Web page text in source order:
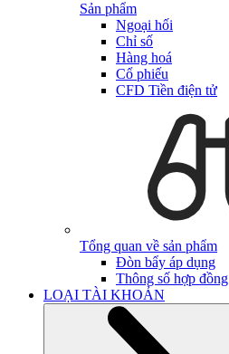
Sản phẩm
Ngoại hối
Chỉ số
Hàng hoá
Cổ phiếu
CFD Tiền điện tử
Tổng quan về sản phẩm
Đòn bẩy áp dụng
Thông số hợp đồng
LOẠI TÀI KHOẢN